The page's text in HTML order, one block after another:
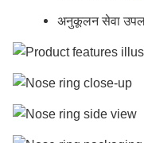
अनुकूलन सेवा